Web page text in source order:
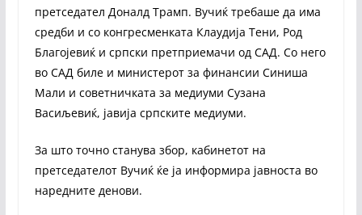
претседател Доналд Трамп. Вучиќ требаше да има
средби и со конгресменката Клаудија Тени, Род
Благојевиќ и српски претприемачи од САД. Со него
во САД биле и министерот за финансии Синиша
Мали и советничката за медиуми Сузана
Васиљевиќ, јавија српските медиуми.
За што точно станува збор, кабинетот на
претседателот Вучиќ ќе ја информира јавноста во
наредните денови.